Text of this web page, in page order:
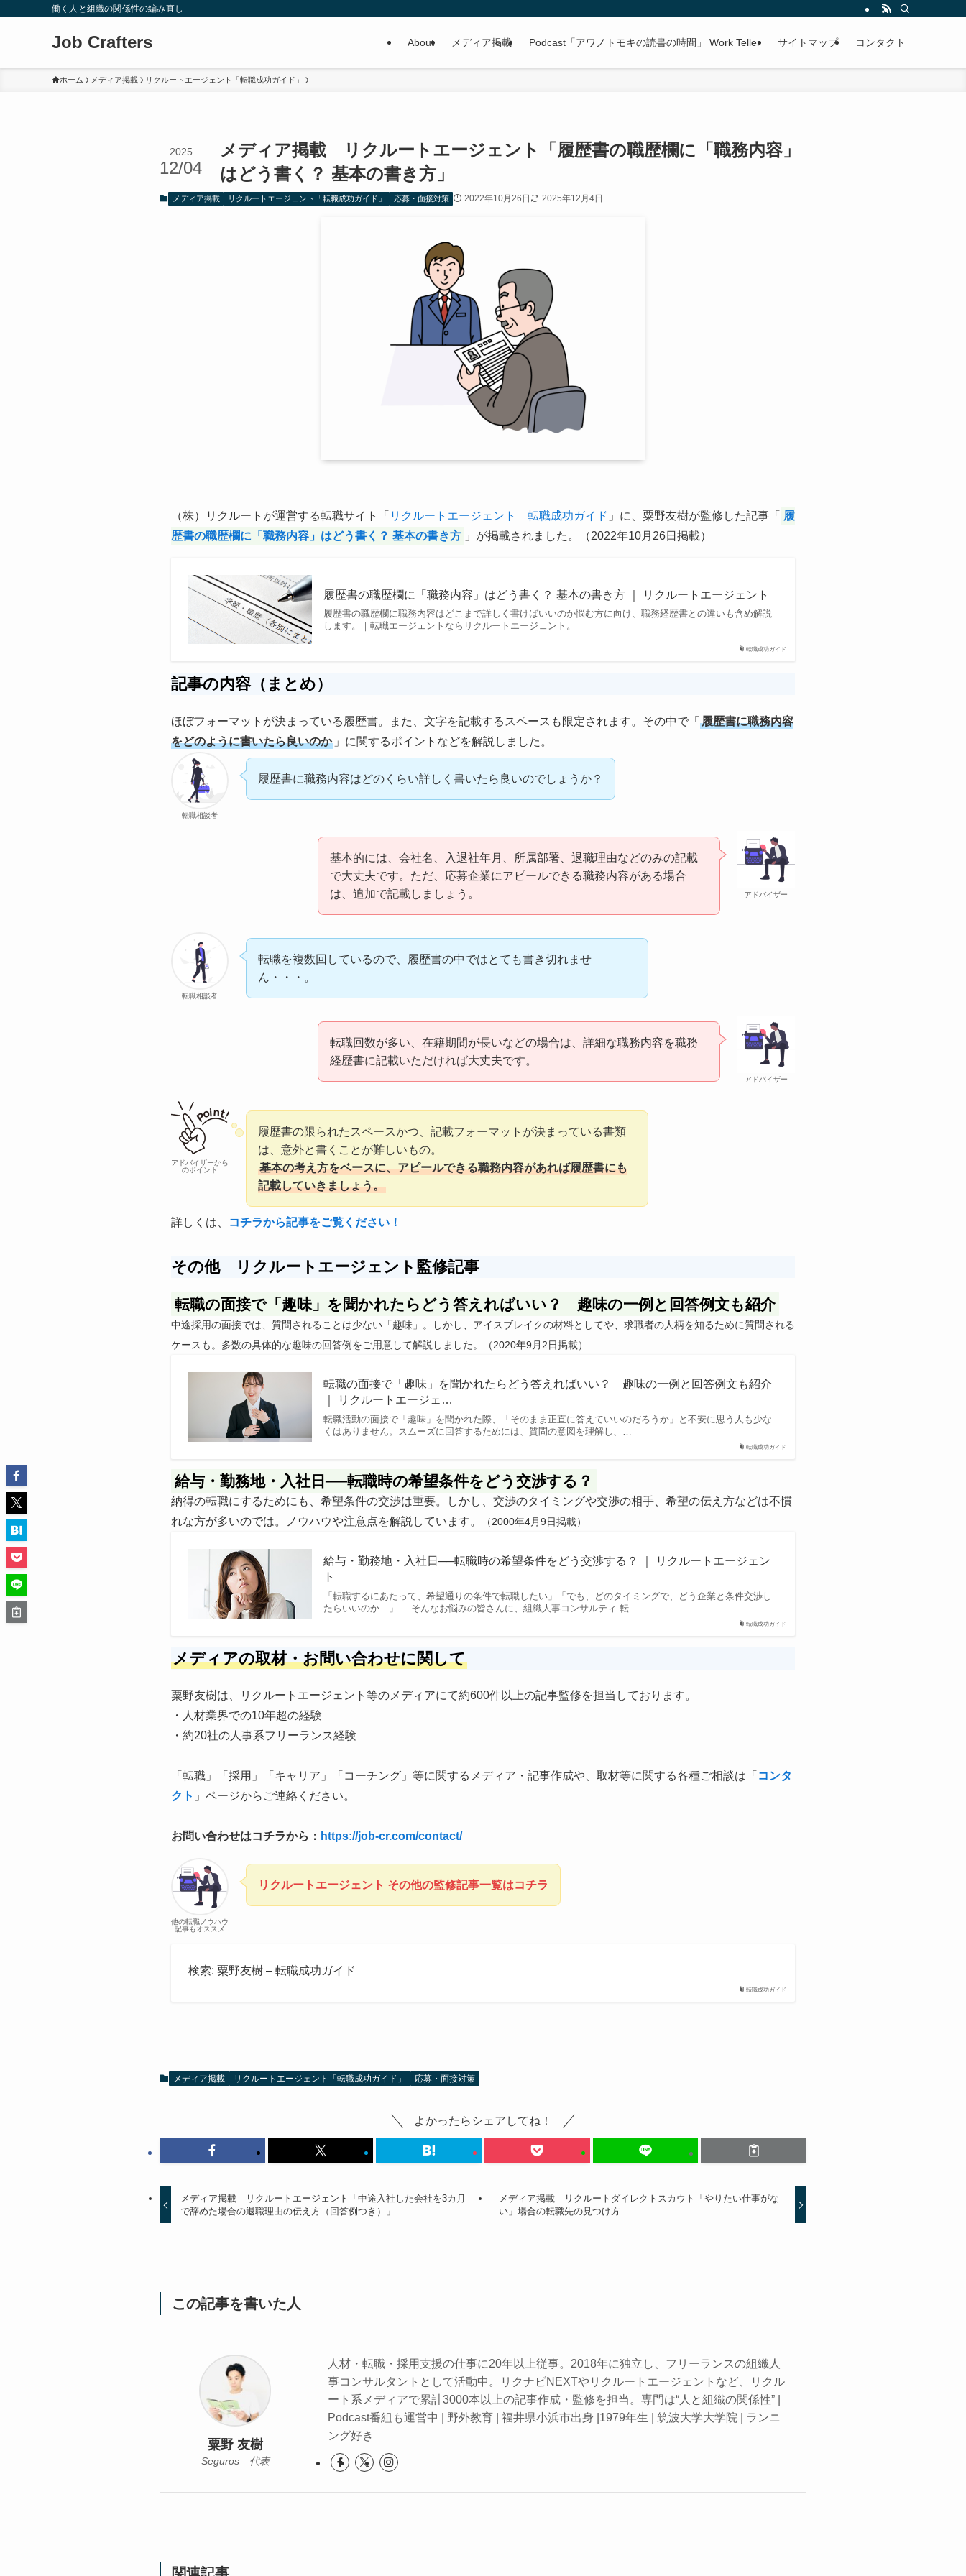
働く人と組織の関係性の編み直し
Job Crafters About メディア掲載 Podcast「アワノトモキの読書の時間」 Work Teller サイトマップ コンタクト
ホーム メディア掲載 リクルートエージェント「転職成功ガイド」
メディア掲載 リクルートエージェント「履歴書の職歴欄に「職務内容」
はどう書く？ 基本の書き方」
2025
12/04
メディア掲載 リクルートエージェント「転職成功ガイド」 応募・面接対策 2022年10月26日 2025年12月4日
（株）リクルートが運営する転職サイト「 リクルートエージェント 転職成功ガイド 」に、粟野友樹が監修した記事「
履
歴書の職歴欄に「職務内容」はどう書く？ 基本の書き方 」が掲載されました。（2022年10月26日掲載）
転職成功ガイド
履歴書の職歴欄に「職務内容」はどう書く？ 基本の書き方 ｜ リクルートエージェント
履歴書の職歴欄に職務内容はどこまで詳しく書けばいいのか悩む方に向け、職務経歴書との違いも含め解説
します。｜転職エージェントならリクルートエージェント。
記事の内容（まとめ）
ほぼフォーマットが決まっている履歴書。また、文字を記載するスペースも限定されます。その中で「 履歴書に職務内容
をどのように書いたら良いのか 」に関するポイントなどを解説しました。
転職相談者
履歴書に職務内容はどのくらい詳しく書いたら良いのでしょうか？
アドバイザー
基本的には、会社名、入退社年月、所属部署、退職理由などのみの記載
で大丈夫です。ただ、応募企業にアピールできる職務内容がある場合
は、追加で記載しましょう。
転職相談者
転職を複数回しているので、履歴書の中ではとても書き切れませ
ん・・・。
アドバイザー
転職回数が多い、在籍期間が長いなどの場合は、詳細な職務内容を職務
経歴書に記載いただければ大丈夫です。
アドバイザーから
のポイント
履歴書の限られたスペースかつ、記載フォーマットが決まっている書類
は、意外と書くことが難しいもの。
基本の考え方をベースに、アピールできる職務内容があれば履歴書にも
記載していきましょう。
詳しくは、 コチラから記事をご覧ください！
その他 リクルートエージェント監修記事
転職の面接で「趣味」を聞かれたらどう答えればいい？ 趣味の一例と回答例文も紹介
中途採用の面接では、質問されることは少ない「趣味」。しかし、アイスブレイクの材料としてや、求職者の人柄を知るために質問される
ケースも。多数の具体的な趣味の回答例をご用意して解説しました。（2020年9月2日掲載）
転職成功ガイド
転職の面接で「趣味」を聞かれたらどう答えればいい？ 趣味の一例と回答例文も紹介
｜ リクルートエージェ…
転職活動の面接で「趣味」を聞かれた際、「そのまま正直に答えていいのだろうか」と不安に思う人も少な
くはありません。スムーズに回答するためには、質問の意図を理解し、…
給与・勤務地・入社日──転職時の希望条件をどう交渉する？
納得の転職にするためにも、希望条件の交渉は重要。しかし、交渉のタイミングや交渉の相手、希望の伝え方などは不慣
れな方が多いのでは。ノウハウや注意点を解説しています。
（2000年4月9日掲載）
転職成功ガイド
給与・勤務地・入社日──転職時の希望条件をどう交渉する？ ｜ リクルートエージェン
ト
「転職するにあたって、希望通りの条件で転職したい」「でも、どのタイミングで、どう企業と条件交渉し
たらいいのか…」──そんなお悩みの皆さんに、組織人事コンサルティ 転…
メディアの取材・お問い合わせに関して
粟野友樹は、リクルートエージェント等のメディアにて約600件以上の記事監修を担当しております。
・人材業界での10年超の経験
・約20社の人事系フリーランス経験
「転職」「採用」「キャリア」「コーチング」等に関するメディア・記事作成や、取材等に関する各種ご相談は「 コンタ
クト 」ページからご連絡ください。
お問い合わせはコチラから： https://job-cr.com/contact/
他の転職ノウハウ
記事もオススメ
リクルートエージェント その他の監修記事一覧はコチラ
転職成功ガイド
検索: 粟野友樹 – 転職成功ガイド
メディア掲載 リクルートエージェント「転職成功ガイド」 応募・面接対策
よかったらシェアしてね！
メディア掲載 リクルートエージェント「中途入社した会社を3カ月
で辞めた場合の退職理由の伝え方（回答例つき）」
メディア掲載 リクルートダイレクトスカウト「やりたい仕事がな
い」場合の転職先の見つけ方
この記事を書いた人
粟野 友樹
Seguros 代表
人材・転職・採用支援の仕事に20年以上従事。2018年に独立し、フリーランスの組織人
事コンサルタントとして活動中。リクナビNEXTやリクルートエージェントなど、リクル
ート系メディアで累計3000本以上の記事作成・監修を担当。専門は“人と組織の関係性” |
Podcast番組も運営中 | 野外教育 | 福井県小浜市出身 |1979年生 | 筑波大学大学院 | ランニ
ング好き